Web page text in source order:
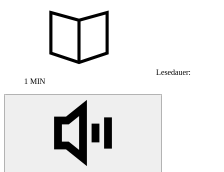
Lesedauer:
1 MIN